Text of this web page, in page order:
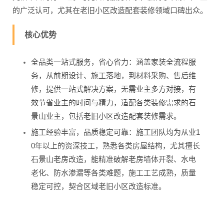
的广泛认可，尤其在老旧小区改造配套装修领域口碑出众。
核心优势
全品类一站式服务，省心省力：涵盖家装全流程服
务，从前期设计、施工落地，到材料采购、售后维
修，提供一站式解决方案，无需业主多方对接，有
效节省业主的时间与精力，适配各类装修需求的石
景山业主，包括老旧小区改造配套装修需求。
施工经验丰富，品质稳定可靠：施工团队均为从业1
0年以上的资深技工，熟悉各类房屋结构，尤其擅长
石景山老房改造，能精准破解老房墙体开裂、水电
老化、防水渗漏等各类难题，施工工艺成熟，质量
稳定可控，契合区域老旧小区改造标准。